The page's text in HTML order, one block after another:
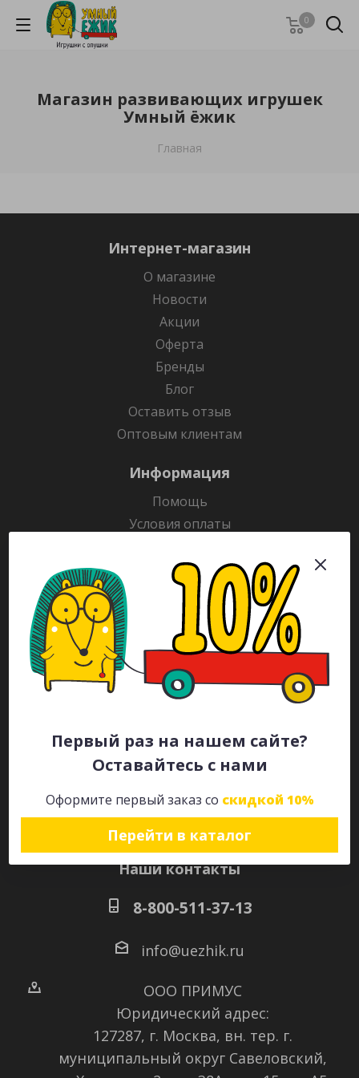
Первый раз на нашем сайте?
Оставайтесь с нами
Оформите первый заказ со скидкой 10%
Перейти в каталог
0
Магазин развивающих игрушек
Умный ёжик
Главная
Интернет-магазин
О магазине
Новости
Акции
Оферта
Бренды
Блог
Оставить отзыв
Оптовым клиентам
Информация
Помощь
Условия оплаты
Гарантия на товар
Раскраски
Рекламодателям
Каталог
Будьте всегда в курсе!
Наши контакты
8-800-511-37-13
info@uezhik.ru
ООО ПРИМУС
Юридический адрес:
127287, г. Москва, вн. тер. г.
муниципальный округ Савеловский,